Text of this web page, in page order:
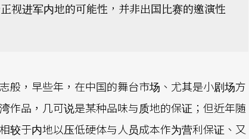
视进军内地的可能性，并非出国比赛的邀演性
般，早些年，在中国的舞台市场、尤其是小剧场方
作品，几可说是某种品味与质地的保证；但近年随
较于内地以压低硬体与人员成本作为营利保证、又